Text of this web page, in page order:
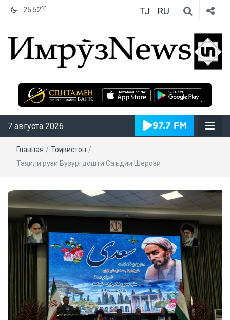
25.52℃ TJ RU
ИмрӯзNews
7 августа 2026
Главная / Тоҷикистон /
Таҷлили рӯзи Бузургдошти Саъдии Шерозӣ